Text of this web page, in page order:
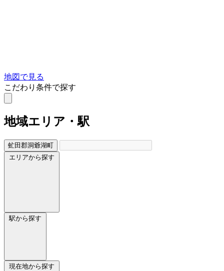
地図で見る
こだわり条件で探す
地域エリア・駅
虻田郡洞爺湖町
エリアから探す
駅から探す
現在地から探す